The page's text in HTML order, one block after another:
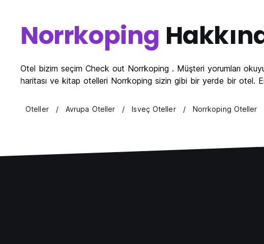
Norrkoping
Otel bizim seçim Check out Norrkoping . Müşteri yorumları
haritası ve kitap otelleri Norrkoping sizin gibi bir yerde bir otel.
Oteller Avrupa Oteller Isveç Oteller Norrkoping Oteller